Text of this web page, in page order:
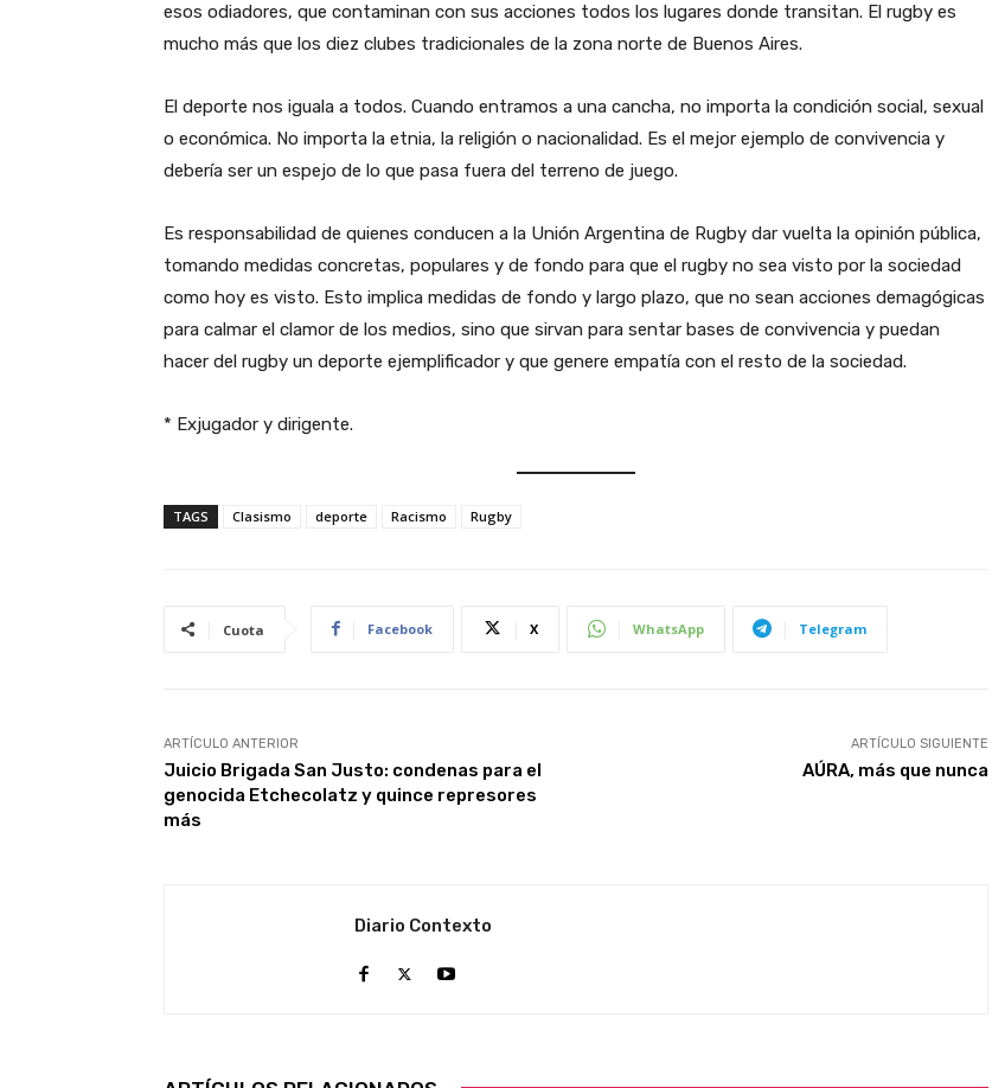
esos odiadores, que contaminan con sus acciones todos los lugares donde transitan. El rugby es
mucho más que los diez clubes tradicionales de la zona norte de Buenos Aires.
El deporte nos iguala a todos. Cuando entramos a una cancha, no importa la condición social, sexual
o económica. No importa la etnia, la religión o nacionalidad. Es el mejor ejemplo de convivencia y
debería ser un espejo de lo que pasa fuera del terreno de juego.
Es responsabilidad de quienes conducen a la Unión Argentina de Rugby dar vuelta la opinión pública,
tomando medidas concretas, populares y de fondo para que el rugby no sea visto por la sociedad
como hoy es visto. Esto implica medidas de fondo y largo plazo, que no sean acciones demagógicas
para calmar el clamor de los medios, sino que sirvan para sentar bases de convivencia y puedan
hacer del rugby un deporte ejemplificador y que genere empatía con el resto de la sociedad.
* Exjugador y dirigente.
TAGS Clasismo deporte Racismo Rugby
Cuota Facebook X WhatsApp Telegram
ARTÍCULO ANTERIOR
Juicio Brigada San Justo: condenas para el
genocida Etchecolatz y quince represores
más
ARTÍCULO SIGUIENTE
AÚRA, más que nunca
Diario Contexto